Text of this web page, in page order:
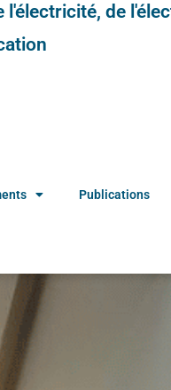
l'électricité, de
Publications